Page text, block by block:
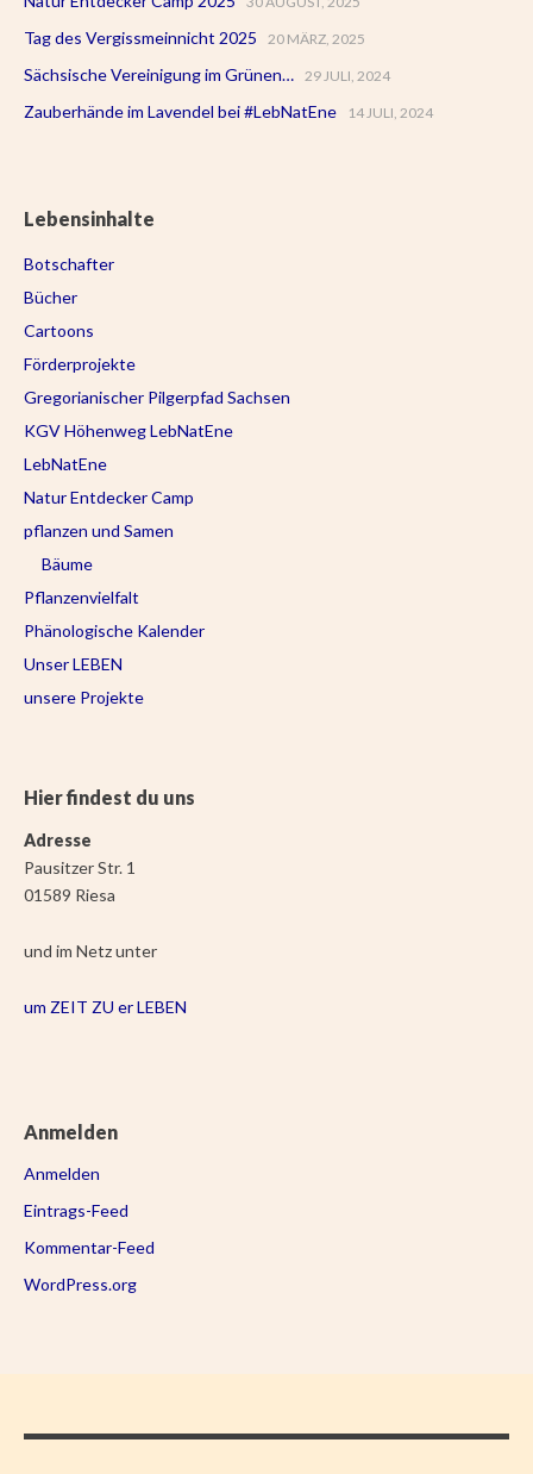
Tag des Vergissmeinnicht 2025 20 MÄRZ, 2025
Sächsische Vereinigung im Grünen… 29 JULI, 2024
Zauberhände im Lavendel bei #LebNatEne 14 JULI, 2024
Lebensinhalte
Botschafter
Bücher
Cartoons
Förderprojekte
Gregorianischer Pilgerpfad Sachsen
KGV Höhenweg LebNatEne
LebNatEne
Natur Entdecker Camp
pflanzen und Samen
Bäume
Pflanzenvielfalt
Phänologische Kalender
Unser LEBEN
unsere Projekte
Hier findest du uns
Adresse
Pausitzer Str. 1
01589 Riesa
und im Netz unter
um ZEIT ZU er LEBEN
Anmelden
Anmelden
Eintrags-Feed
Kommentar-Feed
WordPress.org